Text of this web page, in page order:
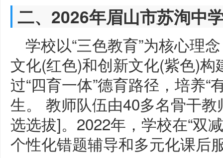
二、2026年眉山市苏洵中
学校以“三色教育”为核心理
文化(红色)和创新文化(紫色)构
过“四育一体”德育路径，培养
生。 教师队伍由40多名骨干
选选拔]。2022年，学校在“双
个性化错题辅导和多元化课后